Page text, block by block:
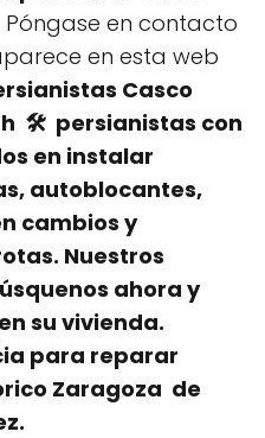
Póngase en contacto
en esta web
Casco
🛠️ persianistas con
en instalar
autoblocantes,
cambios y
Nuestros
ahora y
su vivienda.
para reparar
Zaragoza de